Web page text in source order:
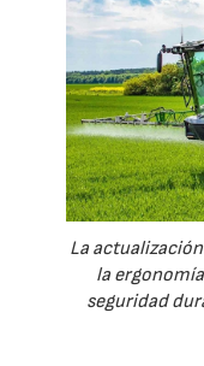
La
la
seguridad